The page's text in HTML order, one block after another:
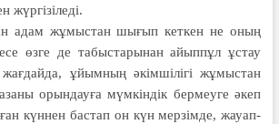
жүр­гізіледі.
адам жұмыс­тан шығып кеткен не оның
өзге де табыстарынан айып­пұл ұстау
ұйым­ның әкімшілігі жұмыстан
орындауға мүмкіндік бер­меуге әкеп
күн­нен бастап он күн мерзімде, жауап­